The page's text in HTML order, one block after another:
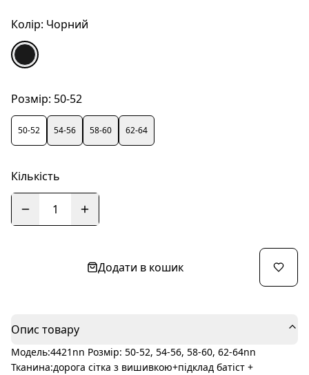
Колір: Чорний
Розмір: 50-52
50-52 54-56 58-60 62-64
Кількість
1
Додати в кошик
Опис товару
Модель:4421nn Розмір: 50-52, 54-56, 58-60, 62-64nn
Тканина:дорога сітка з вишивкою+підклад батіст +